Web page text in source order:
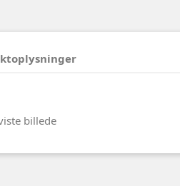
billede